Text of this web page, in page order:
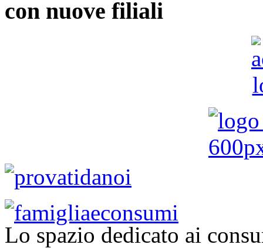
con nuove filiali
Lo spazio dedicato ai